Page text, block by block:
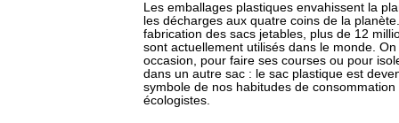
Les emballages plastiques envahissent la
les décharges aux quatre coins de la
fabrication des sacs jetables, plus de 12
sont actuellement utilisés dans le monde. On
occasion, pour faire ses courses ou pour
dans un autre sac : le sac plastique est
symbole de nos habitudes de
écologistes.